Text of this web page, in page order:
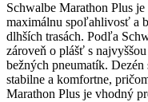
Schwalbe Marathon Plus
maximálnu spoľahlivosť a
dlhších trasách. Podľa
zároveň o plášť s
bežných pneumatík.
stabilne a komfortne,
Marathon Plus je vhodný